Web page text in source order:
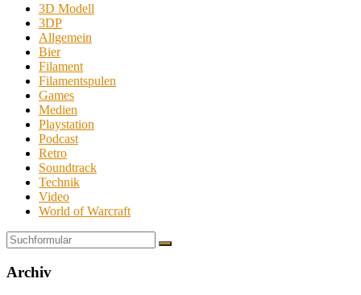
3D Modell
3DP
Allgemein
Bier
Filament
Filamentspulen
Games
Medien
Playstation
Podcast
Retro
Soundtrack
Technik
Video
World of Warcraft
Suchen
Archiv